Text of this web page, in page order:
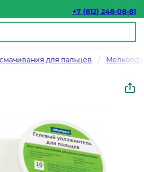
+7 (812) 248-08-81
для пальцев